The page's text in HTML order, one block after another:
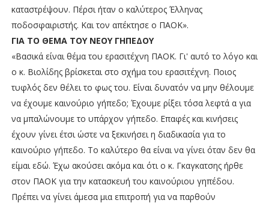
καταστρέψουν. Πέρσι ήταν ο καλύτερος Έλληνας
ποδοσφαιριστής. Και τον απέκτησε ο ΠΑΟΚ».
ΓΙΑ ΤΟ ΘΕΜΑ ΤΟΥ ΝΕΟΥ ΓΗΠΕΔΟΥ
«Βασικά είναι θέμα του ερασιτέχνη ΠΑΟΚ. Γι' αυτό το λόγο και
ο κ. Βιολίδης βρίσκεται στο σχήμα του ερασιτέχνη. Ποιος
τυφλός δεν θέλει το φως του. Είναι δυνατόν να μην θέλουμε
να έχουμε καινούριο γήπεδο; Έχουμε ρίξει τόσα λεφτά α για
να μπαλώνουμε το υπάρχον γήπεδο. Επαφές και κινήσεις
έχουν γίνει έτσι ώστε να ξεκινήσει η διαδικασία για το
καινούριο γήπεδο. Το καλύτερο θα είναι να γίνει όταν δεν θα
είμαι εδώ. Έχω ακούσει ακόμα και ότι ο κ. Γκαγκατσης ήρθε
στον ΠΑΟΚ για την κατασκευή του καινούριου γηπέδου.
Πρέπει να γίνει άμεσα μια επιτροπή για να παρθούν